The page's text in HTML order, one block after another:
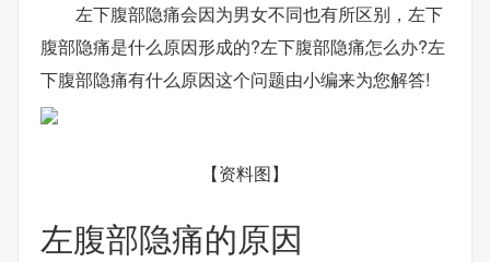
左下腹部隐痛会因为男女不同也有所区别，左下
腹部隐痛是什么原因形成的?左下腹部隐痛怎么办?左
下腹部隐痛有什么原因这个问题由小编来为您解答!
【资料图】
左腹部隐痛的原因